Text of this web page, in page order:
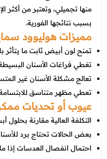
عروض الباطنة
عروض العظام
عروض الانف والاذن
عروض العلاج الطبيعي
منها تجميلي، وتعتبر من أكثر
بسبب نتائجها الفورية.
مميزات هوليوود
تمنح لون أبيض ثابت ما يتأثر
تغطي فراغات الأسنان
تعالج مشكلة الأسنان غير
تعطي مظهر متناسق
عيوب أو تحديات
التكلفة العالية مقارنة بحلول
بعض الحالات تحتاج برد
احتمال انفصال العدسات إذا ما